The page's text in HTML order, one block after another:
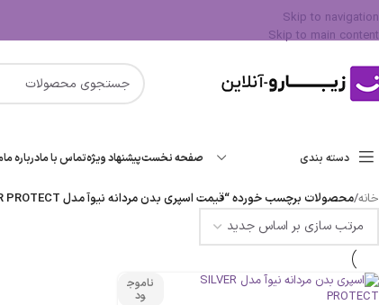
Skip to navigation
Skip to main content
دسته بندی صفحه نخستپیشنهاد ویژهتماس با مادرباره ما
خانه/محصولات برچسب خورده “قیمت اسپری بدن مردانه نیوآ مدل SILVER PROTECT”
ناموج
ود